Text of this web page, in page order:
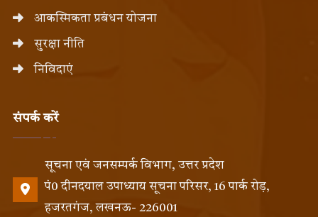
आकस्मिकता प्रबंधन योजना
सुरक्षा नीति
निविदाएं
संपर्क करें
सूचना एवं जनसम्पर्क विभाग, उत्तर प्रदेश
पं0 दीनदयाल उपाध्याय सूचना परिसर, 16 पार्क रोड़,
हजरतगंज, लखनऊ- 226001